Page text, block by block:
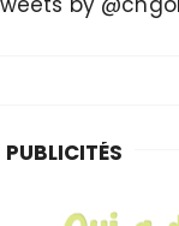
PUBLICITÉS